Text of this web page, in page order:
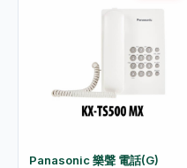
Panasonic 樂聲 電話(G)